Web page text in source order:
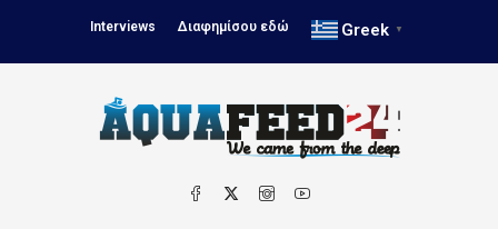
Interviews Διαφημίσου εδώ Greek ▼